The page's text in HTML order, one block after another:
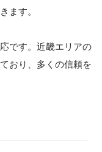
ます。
です。近畿エリアの
おり、多くの信頼を